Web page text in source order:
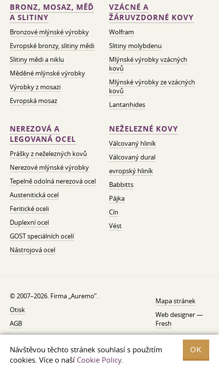
Návštěvou těchto stránek souhlasí s použitím
cookies. Více o naší Cookie Policy.
OK
BRONZ, MOSAZ, MĚĎ
A SLITINY
Bronzové mlýnské výrobky
Evropské bronzy, slitiny mědi
Slitiny mědi a niklu
Měděné mlýnské výrobky
Výrobky z mosazi
Evropská mosaz
VZÁCNÉ A
ŽÁRUVZDORNÉ KOVY
Wolfram
Slitiny molybdenu
Mlýnské výrobky vzácných
kovů
Mlýnské výrobky ze vzácných
kovů
Lantanhides
NEREZOVÁ A
LEGOVANÁ OCEL
Prášky z neželezných kovů
Nerezové mlýnské výrobky
Tepelně odolná nerezová ocel
Austenitická ocel
Feritické oceli
Duplexní ocel
GOST speciálních ocelí
Nástrojová ocel
NEŽELEZNÉ KOVY
Válcovaný hliník
Válcovaný dural
evropský hliník
Babbitts
Pájka
Cín
Vést
© 2007–2026. Firma „Auremo”.
Otisk
AGB
O nás
Zásady ochrany osobních údajů
Mapa stránek
Web designer —
Fresh